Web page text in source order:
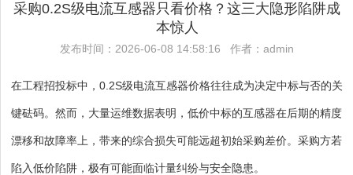
采购0.2S级电流互感器只看价格？这三大隐形陷阱成
本惊人
发布时间：2026-06-08 14:58:16 作者：admin
在工程招投标中，0.2S级电流互感器价格往往成为决定中标与否的关
键砝码。然而，大量运维数据表明，低价中标的互感器在后期的精度
漂移和故障率上，带来的综合损失可能远超初始采购差价。采购方若
陷入低价陷阱，极有可能面临计量纠纷与安全隐患。